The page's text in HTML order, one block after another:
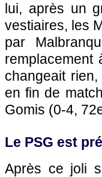
lui, après un
vestiaires, les
par
remplacement
changeait
en fin de
Gomis (0-4,
Le PSG est
Après ce joli